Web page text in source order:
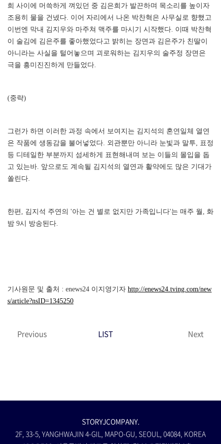
희 사이에 머쓱하게 껴있던 중 김은희가 발끈하며 목소리를 높이자
조용히 물을 건넸다. 이어 자리에서 나온 박찬혁은 사무실로 향했고
이번엔 막내 김지우와 마주쳐 맥주를 마시기 시작했다. 이때 박찬혁
이 술김에 김은주를 좋아했었다고 밝히는 장면과 김은주가 친딸이
아니라는 사실을 털어놓으며 괴로워하는 김지우의 술주정 장면은
극을 흥미진진하게 만들었다.
(중략)
그런가 하면 이러한 과정 속에서 보여지는 김지석의 혼연일체 열연
은 작품에 생동감을 불어넣었다. 외관뿐만 아니라 눈빛과 말투, 표정
등 디테일한 부분까지 섬세하게 표현해내며 보는 이들의 몰입을 돕
고 있는바. 앞으로도 계속될 김지석의 열연과 활약에도 많은 기대가
쏠린다.
한편, 김지석 주연의 '아는 건 별로 없지만 가족입니다'는 매주 월, 화
밤 9시 방송된다.
기사원문 및 출처 : enews24 이지영기자 http://enews24.tving.com/new
s/article?nsID=1345250
Previous LIST Next
STORYJCOMPANY.
2F, 33-5, YANGHWAJIN 4-GIL, MAPO-GU, SEOUL, 04084, KOREA